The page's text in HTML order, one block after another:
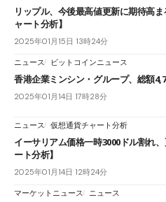
リップル、今後最高値更新に期待高
ャート分析】
2025年01月15日 13時24分
ニュース ビットコインニュース
香港企業ミンシン・グループ、総額
2025年01月14日 17時28分
ニュース 仮想通貨チャート分析
イーサリアム価格一時3000ドル割れ
ート分析】
2025年01月14日 12時24分
マーケットニュース ニュース